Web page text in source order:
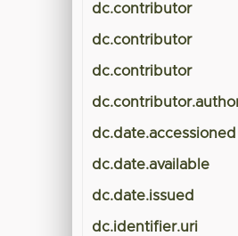
dc.contributor
dc.contributor
dc.contributor
dc.date.accessioned
dc.date.available
dc.date.issued
dc.identifier.uri